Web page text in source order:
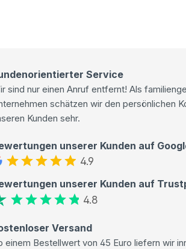
Service
sind nur einen Anruf entfernt! Als
schätzen wir den persönlichen
Kunden sehr.
unserer Kunden auf
4.9
unserer Kunden auf
4.8
Versand
einem Bestellwert von 45 Euro liefern wir